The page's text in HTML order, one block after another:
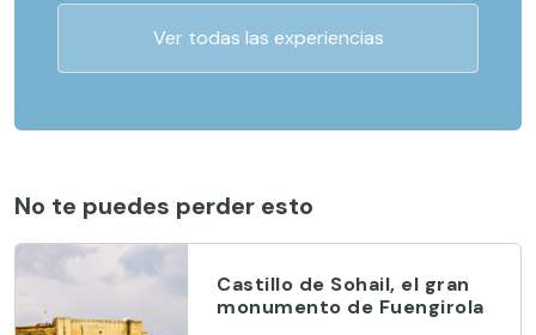
Ver todas las experiencias
No te puedes perder esto
Castillo de Sohail, el gran
monumento de Fuengirola